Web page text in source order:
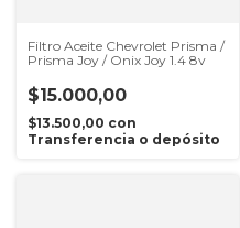
Filtro Aceite Chevrolet Prisma /
Prisma Joy / Onix Joy 1.4 8v
$15.000,00
$13.500,00 con
Transferencia o depósito